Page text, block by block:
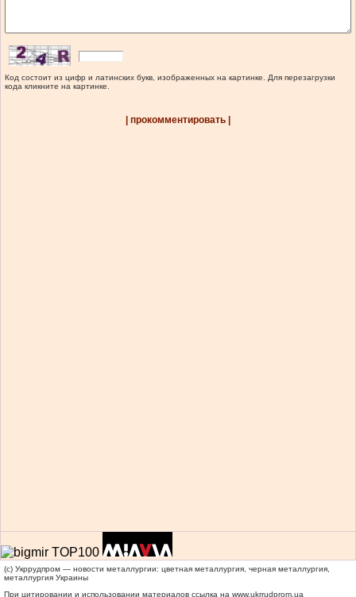
Код состоит из цифр и латинских букв, изображенных на картинке. Для перезагрузки
кода кликните на картинке.
| прокомментировать |
(c) Укррудпром — новости металлургии: цветная металлургия, черная металлургия,
металлургия Украины
При цитировании и использовании материалов ссылка на www.ukrrudprom.ua